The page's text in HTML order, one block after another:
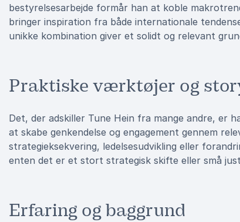
bestyrelsesarbejde formår han at koble
bringer inspiration fra både internationale
unikke kombination giver et solidt og relevant
Praktiske værktøjer og
Det, der adskiller Tune Hein fra mange andre, er
at skabe genkendelse og engagement gennem
strategieksekvering, ledelsesudvikling eller
enten det er et stort strategisk skifte eller små
Erfaring og baggrund